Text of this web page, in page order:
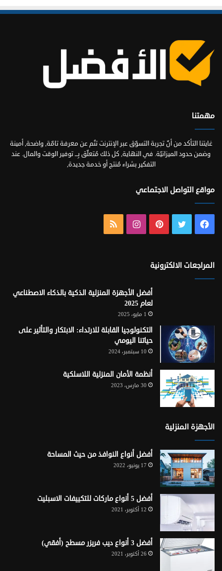
مهمتنا
غايتنا التأكد من أنّ تجربة التسوّق عبر الإنترنت تنُم عن معرفة تامّة, واضحة, أمينة
وضمن حدود الميزانيّة. في النهاية, كل ذلك مُتعلّق بِـــ توفير الوقت والمال. عند
التفكير بشراء مُنتج أو خدمة جديدة,
مواقع التواصل الاجتماعي
فيسبوك تويتر بينتيريستانستقرام
المراجعات الالكترونية
أفضل الأجهزة المنزلية الذكية بالذكاء الاصطناعي
لعام 2025
1 مايو، 2025
التكنولوجيا القابلة للارتداء: الابتكار والتأثير على
حياتنا اليومي
10 سبتمبر، 2024
أنظمة الأمان المنزلية اللاسلكية
30 مارس، 2023
الأجهزة المنزلية
أفضل أنواع النوافذ من حيث المساحة
17 يونيو، 2022
أفضل 5 أنواع ماركات للتكييفات الاسبليت
12 أكتوبر، 2021
أفضل 3 أنواع ديب فريزر مسطح (أفقي)
26 أكتوبر، 2021